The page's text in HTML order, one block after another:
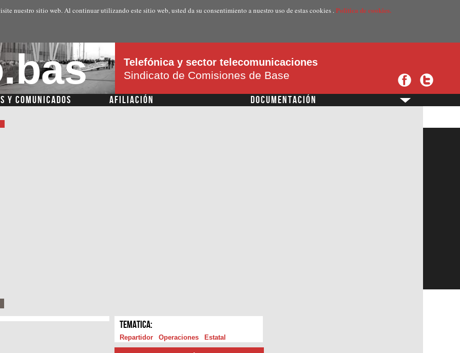
contenido
nuestro sitio web. Al continuar utilizando este sitio web, usted da su consentimiento a nuestro uso de estas cookies .Politica de cookies.
Telefónica y sector telecomunicaciones
Sindicato de Comisiones de Base
Y COMUNICADOS AFILIACIÓN DOCUMENTACIÓN ?
TEMATICA:
Repartidor Operaciones Estatal